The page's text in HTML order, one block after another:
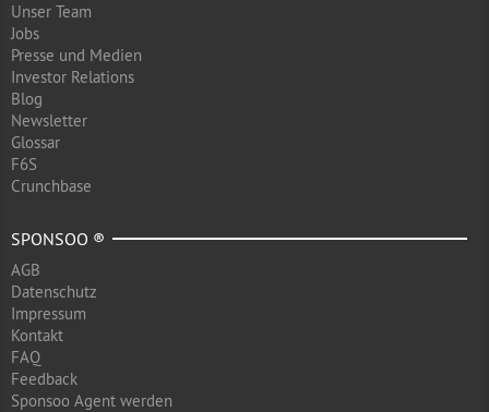
Unser Team
Jobs
Presse und Medien
Investor Relations
Blog
Newsletter
Glossar
F6S
Crunchbase
SPONSOO ®
AGB
Datenschutz
Impressum
Kontakt
FAQ
Feedback
Sponsoo Agent werden